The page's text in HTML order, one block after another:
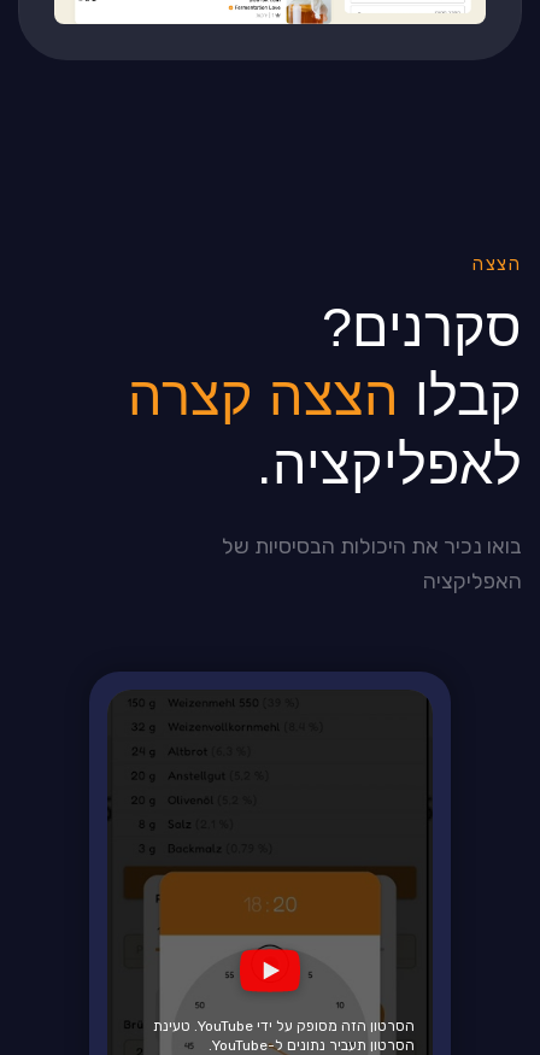
הצצה
סקרנים?
קבלו הצצה קצרה
לאפליקציה.
בואו נכיר את היכולות הבסיסיות של
האפליקציה
הסרטון הזה מסופק על ידי YouTube. טעינת
הסרטון תעביר נתונים ל-YouTube.